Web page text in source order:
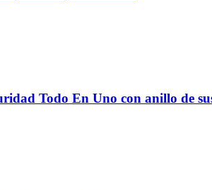
Todo En Uno con anillo de